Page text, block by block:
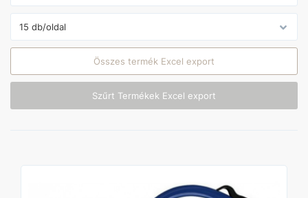
Összes termék Excel export
Szűrt Termékek Excel export